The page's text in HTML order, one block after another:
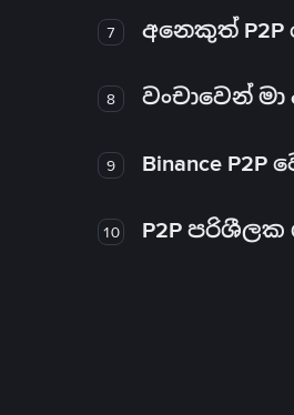
7 අනෙකුත් P2P
8 වංචාවෙන් මා
9 Binance
10 P2P